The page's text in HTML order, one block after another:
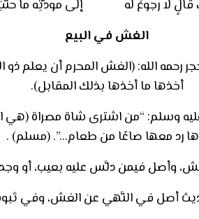
قَالٍ لا رجوعَ له إلى مودَّتِه ما حنَّتِ
الغش في البيع
رحمه الله: (الغش المحرم أن يعلم
أخذها ما أخذها بذلك المقابل).
وسلم: “من اشترى شاة مصراة (هي
رد معها صاعًا من طعام…”. (مسلم) .
وأصل فيمن دلَّس عليه بعيب، أو وجد
أصل في النَّهي عن الغش، وفي